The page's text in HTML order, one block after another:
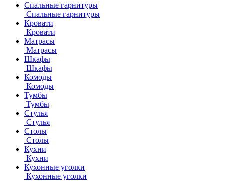
Спальные гарнитуры
Спальные гарнитуры
Кровати
Кровати
Матрасы
Матрасы
Шкафы
Шкафы
Комоды
Комоды
Тумбы
Тумбы
Стулья
Стулья
Столы
Столы
Кухни
Кухни
Кухонные уголки
Кухонные уголки